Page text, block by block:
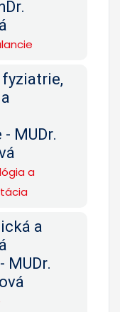
MUDr.
a
a
MUDr.